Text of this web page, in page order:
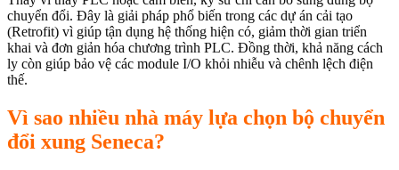
chuyển đổi. Đây là giải pháp phổ biến trong các dự án cải tạo
(Retrofit) vì giúp tận dụng hệ thống hiện có, giảm thời gian triển
khai và đơn giản hóa chương trình PLC. Đồng thời, khả năng cách
ly còn giúp bảo vệ các module I/O khỏi nhiễu và chênh lệch điện
thế.
Vì sao nhiều nhà máy lựa chọn bộ chuyển
đổi xung Seneca?